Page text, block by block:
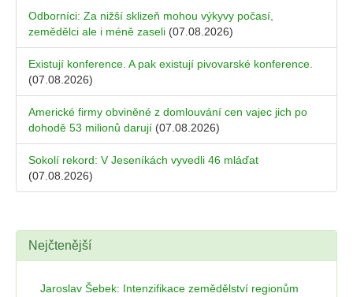
Odborníci: Za nižší sklizeň mohou výkyvy počasí,
zemědělci ale i méně zaseli (07.08.2026)
Existují konference. A pak existují pivovarské konference.
(07.08.2026)
Americké firmy obviněné z domlouvání cen vajec jich po
dohodě 53 milionů darují (07.08.2026)
Sokolí rekord: V Jeseníkách vyvedli 46 mláďat
(07.08.2026)
Nejčtenější
Jaroslav Šebek: Intenzifikace zemědělství regionům